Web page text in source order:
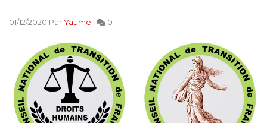
01/12/2020 ParYaume | 0